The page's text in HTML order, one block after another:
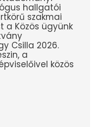
hallgatói
szakmai
Közös ügyünk
Csilla 2026.
a
közös